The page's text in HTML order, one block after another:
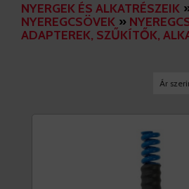
NYERGEK ÉS ALKATRÉSZEIK
NYEREGCSÖVEK »
ADAPTEREK, SZŰKÍTŐK,